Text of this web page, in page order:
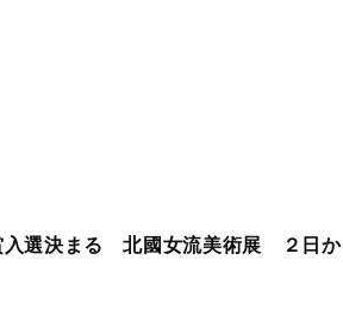
入選決まる 北國女流美術展 ２日か